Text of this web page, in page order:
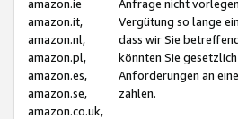
amazon.ie
amazon.it,
amazon.nl,
amazon.pl,
amazon.es,
amazon.se,
amazon.co.uk,
Anfrage nicht
Vergütung so lange
dass wir Sie
könnten Sie
Anforderungen an
zahlen.